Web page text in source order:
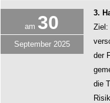
am 30
September 2025
3.
Ziel:
der
die